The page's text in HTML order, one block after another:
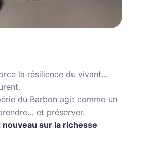
la résilience du vivant…
du Barbon agit comme un
et préserver.
sur la richesse